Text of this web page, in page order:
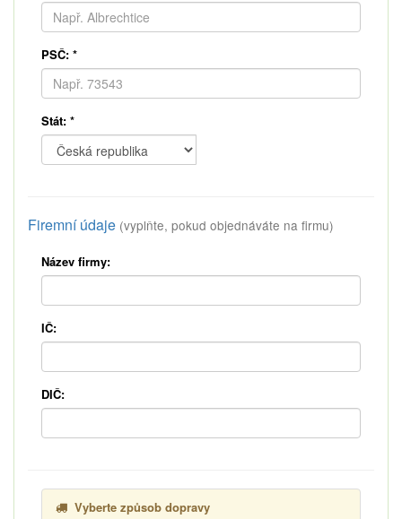
PSČ: *
Stát: *
Firemní údaje (vyplňte, pokud objednáváte na firmu)
Název firmy:
IČ:
DIČ:
Vyberte způsob dopravy